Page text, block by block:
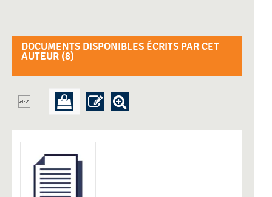
DOCUMENTS DISPONIBLES ÉCRITS PAR CET
AUTEUR (8)